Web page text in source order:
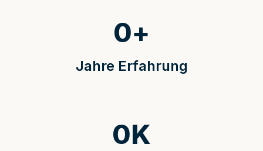
Jahre Erfahrung
0+
0K